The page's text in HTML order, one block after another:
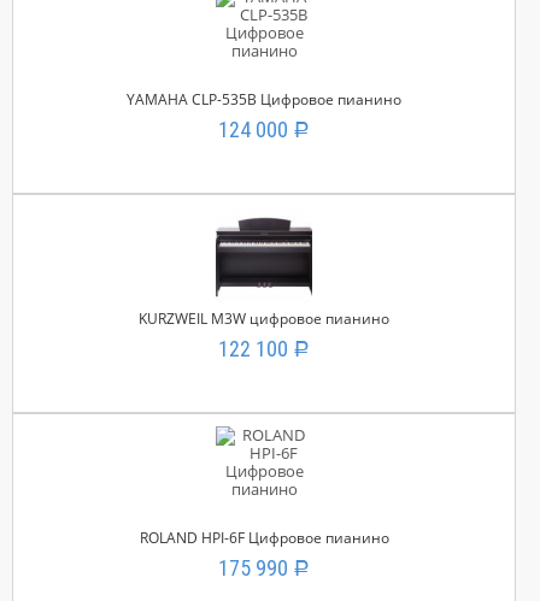
YAMAHA CLP-535B Цифровое пианино
124 000 Р
KURZWEIL M3W цифровое пианино
122 100 Р
ROLAND HPI-6F Цифровое пианино
175 990 Р